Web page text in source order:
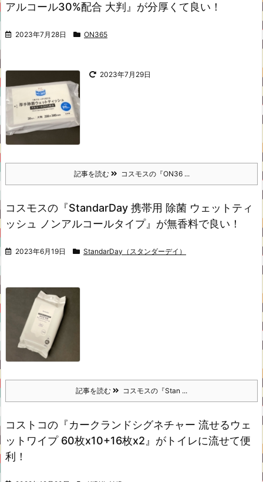
アルコール30%配合 大判』が分厚くて良い！
2023年7月28日 ON365
2023年7月29日
記事を読む コスモスの『ON36 ...
コスモスの『StandarDay 携帯用 除菌 ウェットティ
ッシュ ノンアルコールタイプ』が無香料で良い！
2023年6月19日 StandarDay（スタンダーデイ）
記事を読む コスモスの『Stan ...
コストコの『カークランドシグネチャー 流せるウェ
ットワイプ 60枚x10+16枚x2』がトイレに流せて便
利！